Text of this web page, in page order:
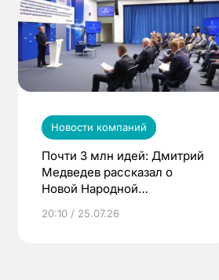
Новости компаний
Почти 3 млн идей: Дмитрий
Медведев рассказал о
Новой Народной
20:10 / 25.07.26